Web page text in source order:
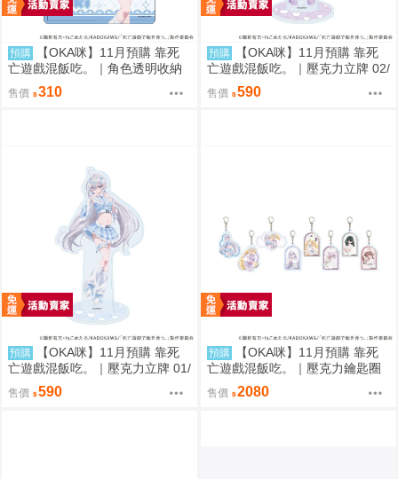
預購
【OKA咪】11月預購 靠死
亡遊戲混飯吃。｜角色透明收納
夾 01/ (新繪插畫) (幽鬼)
售價 310
預購
【OKA咪】11月預購 靠死
亡遊戲混飯吃。｜壓克力立牌 02/
A(新繪插畫) (御城)
售價 590
預購
【OKA咪】11月預購 靠死
亡遊戲混飯吃。｜壓克力立牌 01/
A(新繪插畫) (幽鬼)
售價 590
預購
【OKA咪】11月預購 靠死
亡遊戲混飯吃。｜壓克力鑰匙圈
02/全套組(全8種)(官方&新繪插
畫)
售價 2080